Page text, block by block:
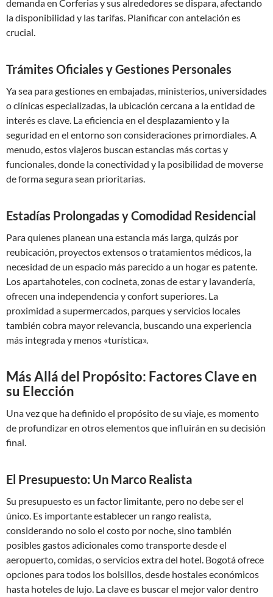
demanda en Corferias y sus alrededores se dispara, afectando
la disponibilidad y las tarifas. Planificar con antelación es
crucial.
Trámites Oficiales y Gestiones Personales
Ya sea para gestiones en embajadas, ministerios, universidades
o clínicas especializadas, la ubicación cercana a la entidad de
interés es clave. La eficiencia en el desplazamiento y la
seguridad en el entorno son consideraciones primordiales. A
menudo, estos viajeros buscan estancias más cortas y
funcionales, donde la conectividad y la posibilidad de moverse
de forma segura sean prioritarias.
Estadías Prolongadas y Comodidad Residencial
Para quienes planean una estancia más larga, quizás por
reubicación, proyectos extensos o tratamientos médicos, la
necesidad de un espacio más parecido a un hogar es patente.
Los apartahoteles, con cocineta, zonas de estar y lavandería,
ofrecen una independencia y confort superiores. La
proximidad a supermercados, parques y servicios locales
también cobra mayor relevancia, buscando una experiencia
más integrada y menos «turística».
Más Allá del Propósito: Factores Clave en
su Elección
Una vez que ha definido el propósito de su viaje, es momento
de profundizar en otros elementos que influirán en su decisión
final.
El Presupuesto: Un Marco Realista
Su presupuesto es un factor limitante, pero no debe ser el
único. Es importante establecer un rango realista,
considerando no solo el costo por noche, sino también
posibles gastos adicionales como transporte desde el
aeropuerto, comidas, o servicios extra del hotel. Bogotá ofrece
opciones para todos los bolsillos, desde hostales económicos
hasta hoteles de lujo. La clave es buscar el mejor valor dentro